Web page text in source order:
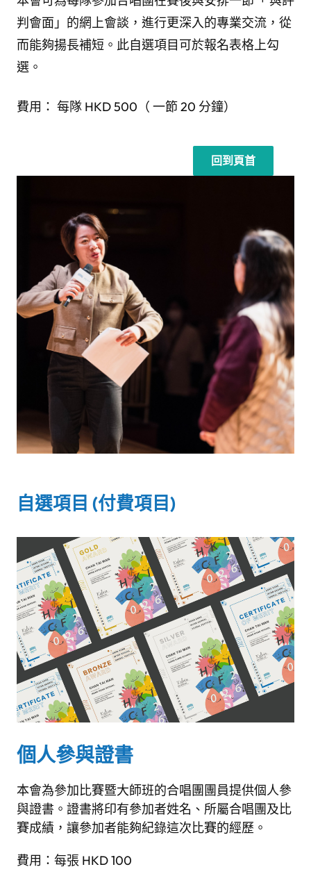
判會面」的網上會談，進行更深入的專業交流，從
而能夠揚長補短。此自選項目可於報名表格上勾
選。
費用： 每隊 HKD 500（ 一節 20 分鐘）
回到頁首
自選項目 (付費項目)
個人參與證書
本會為參加比賽暨大師班的合唱團團員提供個人參
與證書。證書將印有參加者姓名、所屬合唱團及比
賽成績，讓參加者能夠紀錄這次比賽的經歷。
費用：每張 HKD 100